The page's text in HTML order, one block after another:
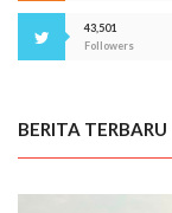
43,501
Followers
BERITA TERBARU